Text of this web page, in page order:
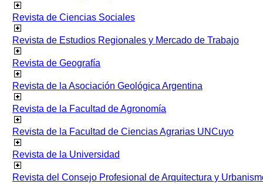
Revista de Ciencias Sociales
Revista de Estudios Regionales y Mercado de Trabajo
Revista de Geografía
Revista de la Asociación Geológica Argentina
Revista de la Facultad de Agronomía
Revista de la Facultad de Ciencias Agrarias UNCuyo
Revista de la Universidad
Revista del Consejo Profesional de Arquitectura y